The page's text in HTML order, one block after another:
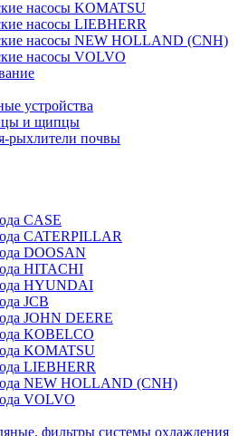
насосы KOMATSU
насосы LIEBHERR
насосы NEW HOLLAND (CNH)
насосы VOLVO
устройства
и щипцы
рыхлители почвы
CASE
CATERPILLAR
DOOSAN
HITACHI
HYUNDAI
JCB
JOHN DEERE
KOBELCO
KOMATSU
LIEBHERR
NEW HOLLAND (CNH)
VOLVO
фильтры системы охлаждения